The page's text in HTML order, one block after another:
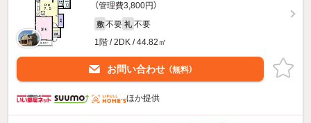
（管理費3,800円）
敷 不要 礼 不要
1階 / 2DK / 44.82㎡
お問い合わせ （無料）
ほか提供